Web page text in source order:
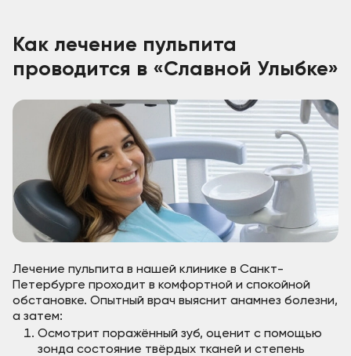
Как лечение пульпита
проводится в «Славной Улыбке»
Лечение пульпита в нашей клинике в Санкт-
Петербурге проходит в комфортной и спокойной
обстановке. Опытный врач выяснит анамнез болезни,
а затем:
Осмотрит поражённый зуб, оценит с помощью
зонда состояние твёрдых тканей и степень